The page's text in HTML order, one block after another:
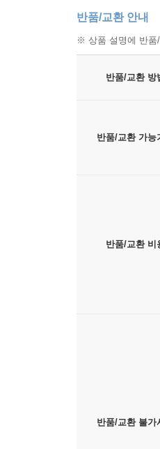
반품/교환 안내
※ 상품 설명에 반품
반품/교환 방
반품/교환 가능
반품/교환 비
반품/교환 불가